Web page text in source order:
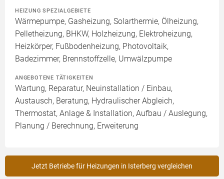
HEIZUNG SPEZIALGEBIETE
Wärmepumpe, Gasheizung, Solarthermie, Ölheizung,
Pelletheizung, BHKW, Holzheizung, Elektroheizung,
Heizkörper, Fußbodenheizung, Photovoltaik,
Badezimmer, Brennstoffzelle, Umwälzpumpe
ANGEBOTENE TÄTIGKEITEN
Wartung, Reparatur, Neuinstallation / Einbau,
Austausch, Beratung, Hydraulischer Abgleich,
Thermostat, Anlage & Installation, Aufbau / Auslegung,
Planung / Berechnung, Erweiterung
Jetzt Betriebe für Heizungen in Isterberg vergleichen